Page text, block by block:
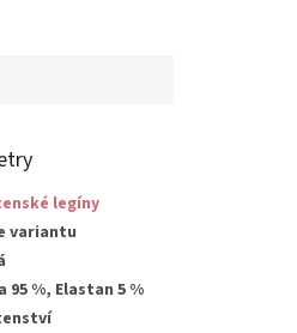
legíny
variantu
95 %, Elastan 5 %